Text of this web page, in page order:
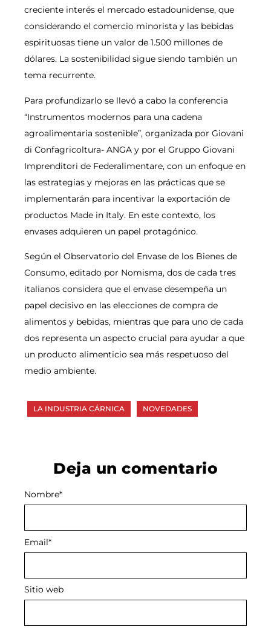
creciente interés el mercado estadounidense, que
considerando el comercio minorista y las bebidas
espirituosas tiene un valor de 1.500 millones de
dólares. La sostenibilidad sigue siendo también un
tema recurrente.
Para profundizarlo se llevó a cabo la conferencia
“Instrumentos modernos para una cadena
agroalimentaria sostenible”, organizada por Giovani
di Confagricoltura- ANGA y por el Gruppo Giovani
Imprenditori de Federalimentare, con un enfoque en
las estrategias y mejoras en las prácticas que se
implementarán para incentivar la exportación de
productos Made in Italy. En este contexto, los
envases adquieren un papel protagónico.
Según el Observatorio del Envase de los Bienes de
Consumo, editado por Nomisma, dos de cada tres
italianos considera que el envase desempeña un
papel decisivo en las elecciones de compra de
alimentos y bebidas, mientras que para uno de cada
dos representa un aspecto crucial para ayudar a que
un producto alimenticio sea más respetuoso del
medio ambiente.
LA INDUSTRIA CÁRNICA NOVEDADES
Deja un comentario
Nombre*
Email*
Sitio web
Alternative: